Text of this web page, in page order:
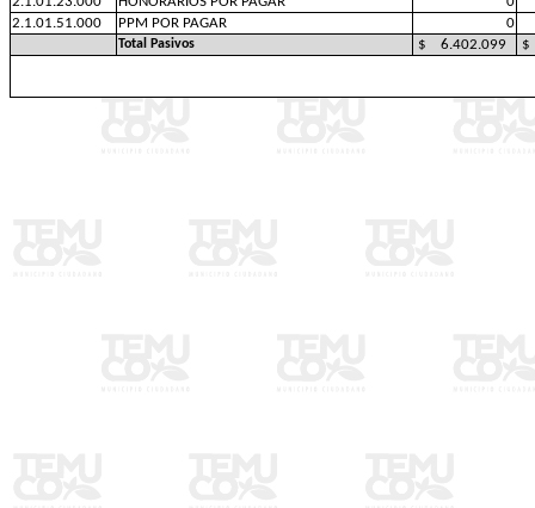
2.1.01.51.000
PPM POR PAGAR 0
Total Pasivos $ 6.402.099 $